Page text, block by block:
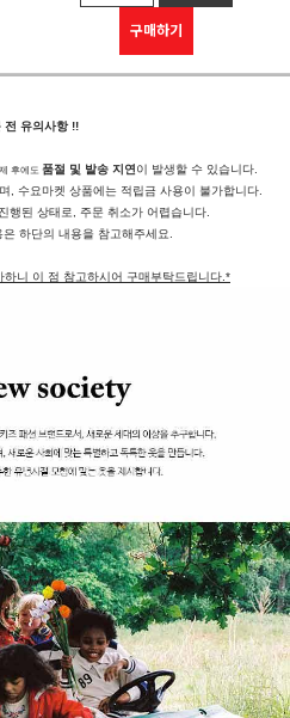
구매하기
전 유의사항 !!
후에도 품절 및 발송 지연 이 발생할 수 있습니다.
, 수요마켓 상품에는 적립금 사용이 불가합니다.
행된 상태로, 주문 취소가 어렵습니다.
하단의 내용을 참고해주세요.
니 이 점 참고하시어 구매부탁드립니다.*